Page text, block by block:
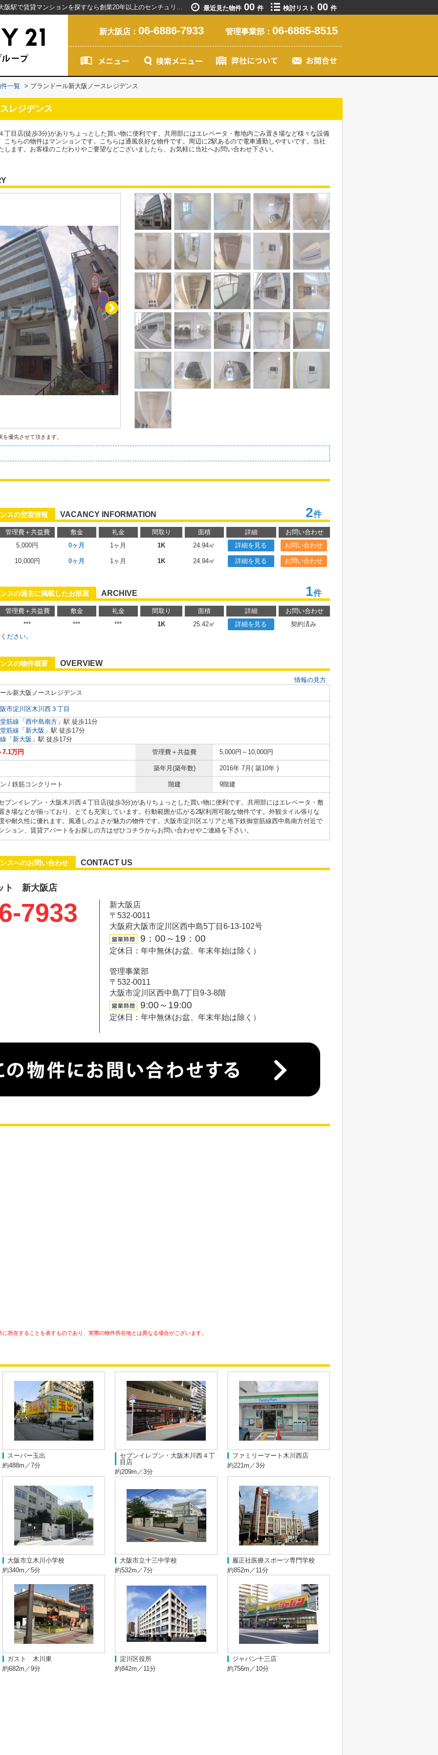
プランドール新大阪ノースレジデンス／新大阪駅で賃貸マンションを探すなら創業20年以上のセンチュリー21ライフネット・ライブグループ 最近見た物件 00 件 検討リスト 00 件
新大阪店： 06-6886-7933 管理事業部： 06-6885-8515
一覧 > プランドール新大阪ノースレジデンス
レジデンス
丁目店(徒歩3分)がありちょっとした買い物に便利です。共用部にはエレベータ・敷地内ごみ置き場など様々な設備
こちらの物件はマンションです。こちらは通風良好な物件です。周辺に2駅あるので電車通勤しやすいです。当社
ます。お客様のこだわりやご要望などございましたら、お気軽に当社へお問い合わせ下さい。
優先させて頂きます。
スの空室情報 VACANCY INFORMATION 2件
管理費＋共益費 敷金 礼金 間取り 面積 詳細
お問い合わせ
5,000円 0ヶ月 1ヶ月 1K 24.94㎡ 詳細を見る お問い合わせ
10,000円 0ヶ月 1ヶ月 1K 24.94㎡ 詳細を見る お問い合わせ
スの過去に掲載したお部屋 ARCHIVE 1件
管理費＋共益費 敷金 礼金 間取り 面積 詳細
お問い合わせ
*** *** *** 1K 25.42㎡ 詳細を見る
契約済み
ださい。
スの物件概要 OVERVIEW
情報の見方
ル新大阪ノースレジデンス
市淀川区木川西３丁目
筋線 「 西中島南方 」駅 徒歩11分
筋線 「 新大阪 」駅 徒歩17分
「 新大阪 」駅 徒歩17分
7.1万円 管理費＋共益費 5,000円～10,000円
築年月(築年数) 2016年 7月( 築10年 )
/ 鉄筋コンクリート 階建 9階建
ブンイレブン・大阪木川西４丁目店(徒歩3分)がありちょっとした買い物に便利です。共用部にはエレベータ・敷
き場などが揃っており、とても充実しています。行動範囲が広がる2駅利用可能な物件です。外観タイル張りな
や耐久性に優れます。風通しのよさが魅力の物件です。大阪市淀川区エリアと地下鉄御堂筋線西中島南方付近で
ション、賃貸アパートをお探しの方はぜひコチラからお問い合わせやご連絡を下さい。
スへのお問い合わせ CONTACT US
ト 新大阪店
7933
新大阪店
〒532-0011
大阪府大阪市淀川区西中島5丁目6-13-102号
9：00～19：00
定休日：年中無休(お盆、年末年始は除く）
管理事業部
〒532-0011
大阪市淀川区西中島7丁目9-3-8階
9:00～19:00
定休日：年中無休(お盆、年末年始は除く）
所在することを表すものであり、実際の物件所在地とは異なる場合がございます。
スーパー玉出
約488m／7分
セブンイレブン・大阪木川西４丁
目店
約209m／3分
ファミリーマート木川西店
約221m／3分
大阪市立木川小学校
約340m／5分
大阪市立十三中学校
約532m／7分
履正社医療スポーツ専門学校
約852m／11分
ガスト 木川東
約682m／9分
淀川区役所
約842m／11分
ジャパン十三店
約756m／10分